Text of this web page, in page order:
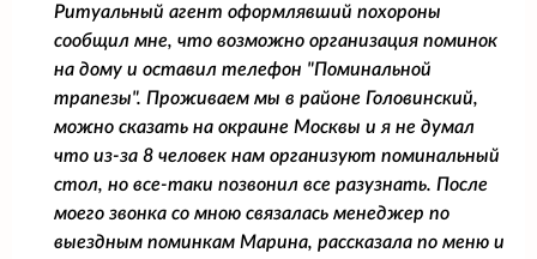
Ритуальный агент оформлявший похороны
сообщил мне, что возможно организация поминок
на дому и оставил телефон "Поминальной
трапезы". Проживаем мы в районе Головинский,
можно сказать на окраине Москвы и я не думал
что из-за 8 человек нам организуют поминальный
стол, но все-таки позвонил все разузнать. После
моего звонка со мною связалась менеджер по
выездным поминкам Марина, рассказала по меню и